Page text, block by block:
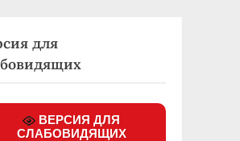
для
ВЕРСИЯ ДЛЯ
СЛАБОВИДЯЩИХ